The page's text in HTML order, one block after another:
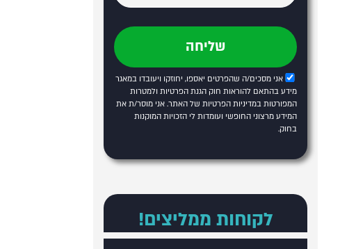
אני מסכים/ה שהפרטים יאספו, יחוזקו ויעובדו במאגר
מידע בהתאם להוראות חוק הגנת הפרטיות ולמטרות
המפורטותבמדיניות הפרטיות של האתר. אני מוסר/ת את
המידע מרצוני החופשי ועומדות לי הזכויות המוקנות
בחוק.
שליחה
לקוחות ממליצים!